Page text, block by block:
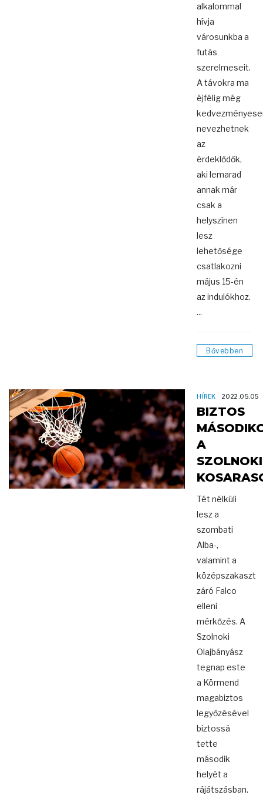
alkalommal
hívja
városunkba a
futás
szerelmeseit.
A távokra ma
éjfélig még
nevezhetnek
az
érdeklődők,
aki lemarad
annak már
csak a
helyszínen
lesz
lehetősége
csatlakozni
május 15-én
az indulókhoz.
...
Bővebben
HÍREK 2022.05.05
BIZTOS
A
SZOLNOKI
Tét nélküli
lesz a
szombati
Alba-,
valamint a
középszakaszt
záró Falco
elleni
mérkőzés. A
Szolnoki
Olajbányász
tegnap este
a Körmend
magabiztos
legyőzésével
biztossá
tette
második
helyét a
rájátszásban.